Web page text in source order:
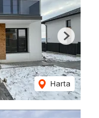
Harta
Next